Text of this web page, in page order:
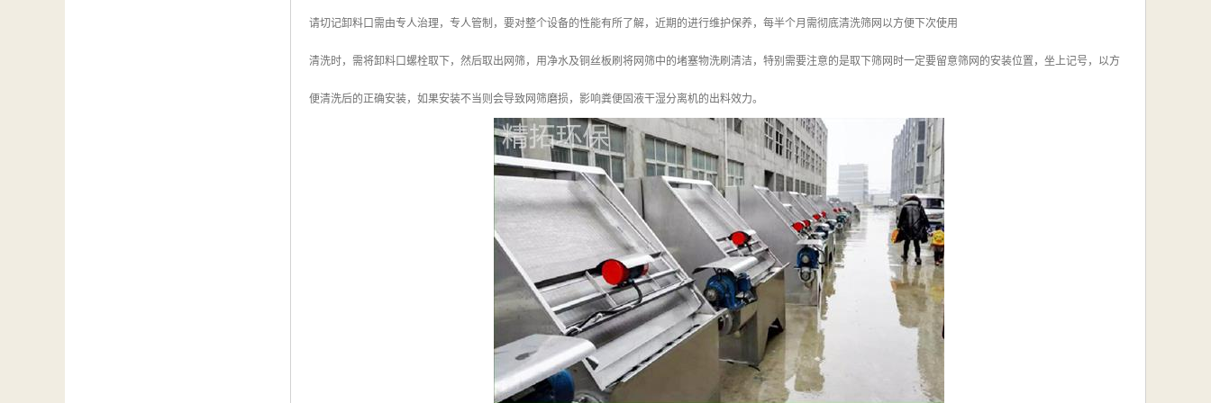
请切记卸料口需由专人治理，专人管制，要对整个设备的性能有所了解，近期的进行维护保养，每半个月需彻底清洗筛网以方便下次使用
清洗时，需将卸料口螺栓取下，然后取出网筛，用净水及铜丝板刷将网筛中的堵塞物洗刷清洁，特别需要注意的是取下筛网时一定要留意筛网的安装位置，坐上记号，以方
便清洗后的正确安装，如果安装不当则会导致网筛磨损，影响粪便固液干湿分离机的出料效力。